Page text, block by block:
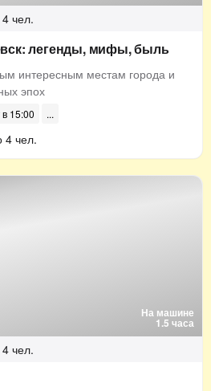
чел.
легенды, мифы, быль
интересным местам города и
эпох
в 15:00
4 чел.
На машине
1.5 часа
чел.